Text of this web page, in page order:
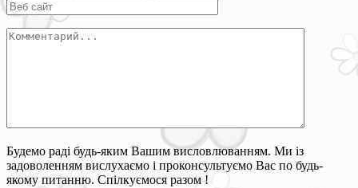
Будемо раді будь-яким Вашим висловлюванням. Ми із
задоволенням вислухаємо і проконсультуємо Вас по будь-
якому питанню. Спілкуємося разом !